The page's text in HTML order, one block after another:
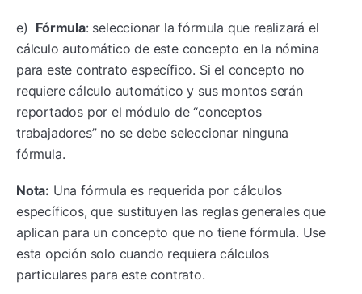
e) Fórmula: seleccionar la fórmula que realizará el
cálculo automático de este concepto en la nómina
para este contrato específico. Si el concepto no
requiere cálculo automático y sus montos serán
reportados por el módulo de “conceptos
trabajadores” no se debe seleccionar ninguna
fórmula.
Nota: Una fórmula es requerida por cálculos
específicos, que sustituyen las reglas generales que
aplican para un concepto que no tiene fórmula. Use
esta opción solo cuando requiera cálculos
particulares para este contrato.